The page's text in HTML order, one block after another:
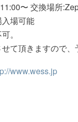
〜 交換場所
場可能
。
て頂きますので、
www.wess.jp